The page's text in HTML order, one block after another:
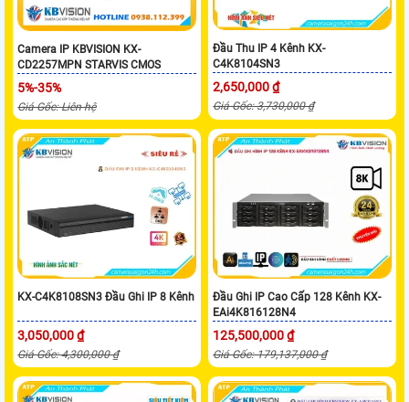
Camera IP KBVISION KX-
CD2257MPN STARVIS CMOS
5%-35%
Giá Gốc: Liên hệ
Đầu Thu IP 4 Kênh KX-
C4K8104SN3
2,650,000 ₫
Giá Gốc: 3,730,000 ₫
KX-C4K8108SN3 Đầu Ghi IP 8 Kênh
3,050,000 ₫
Giá Gốc: 4,300,000 ₫
Đầu Ghi IP Cao Cấp 128 Kênh KX-
EAi4K816128N4
125,500,000 ₫
Giá Gốc: 179,137,000 ₫